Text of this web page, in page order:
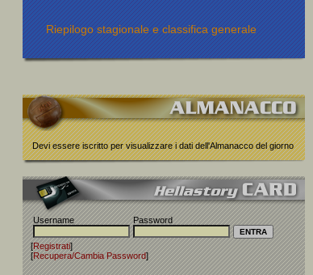
Riepilogo stagionale e classifica generale
Devi essere iscritto per visualizzare i dati dell'Almanacco del giorno
Username Password
[Registrati]
[Recupera/Cambia Password]